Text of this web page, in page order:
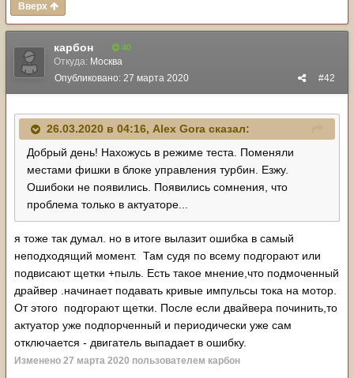
Вверх
карбон 40
Откуда: Москва
#42
Опубликовано: 27 марта 2020
26.03.2020 в 04:16, Alex Gora сказал:
Добрый день! Нахожусь в режиме теста. Поменяли
местами фишки в блоке управления турбин. Езжу.
Ошибоки не появились. Появились сомнения, что
проблема только в актуаторе...
я тоже так думал. но в итоге вылазит ошибка в самый
неподходящий момент. Там судя по всему подгорают или
подвисают щетки +пыль. Есть такое мнение,что подмоченный
драйвер .начинает подавать кривые импульсы тока на мотор.
От этого подгорают щетки. После если двайвера починить,то
актуатор уже подпорченный и периодически уже сам
отключается - двигатель выпадает в ошибку.
Изменено 27 марта 2020 пользователем карбон